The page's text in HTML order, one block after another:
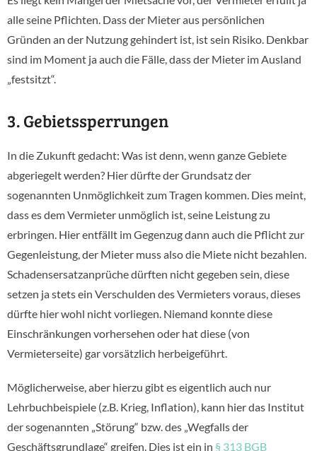
alle seine Pflichten. Dass der Mieter aus persönlichen
Gründen an der Nutzung gehindert ist, ist sein Risiko. Denkbar
sind im Moment ja auch die Fälle, dass der Mieter im Ausland
„festsitzt“.
3. Gebietssperrungen
In die Zukunft gedacht: Was ist denn, wenn ganze Gebiete
abgeriegelt werden? Hier dürfte der Grundsatz der
sogenannten Unmöglichkeit zum Tragen kommen. Dies meint,
dass es dem Vermieter unmöglich ist, seine Leistung zu
erbringen. Hier entfällt im Gegenzug dann auch die Pflicht zur
Gegenleistung, der Mieter muss also die Miete nicht bezahlen.
Schadensersatzanprüche dürften nicht gegeben sein, diese
setzen ja stets ein Verschulden des Vermieters voraus, dieses
dürfte hier wohl nicht vorliegen. Niemand konnte diese
Einschränkungen vorhersehen oder hat diese (von
Vermieterseite) gar vorsätzlich herbeigeführt.
Möglicherweise, aber hierzu gibt es eigentlich auch nur
Lehrbuchbeispiele (z.B. Krieg, Inflation), kann hier das Institut
der sogenannten „Störung“ bzw. des „Wegfalls der
Geschäftsgrundlage“ greifen. Dies ist ein in § 313 BGB